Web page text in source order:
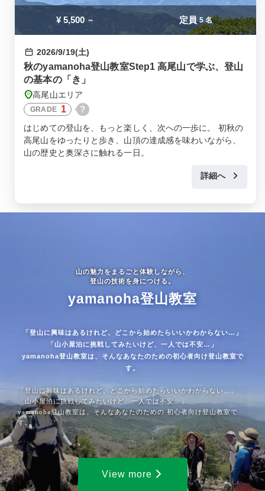
¥ 5,500 ～ 定員 5 名
2026/9/19(土)
秋のyamanoha登山教室Step1 高尾山で学ぶ、登山
の基本の「き」
高尾山エリア
GRADE 1 ?
はじめての登山を、もっと楽しく、次への一歩に。 初秋の
高尾山をゆったりと歩き、山頂の達成感を味わいながら、
山の歴史と奥深さに触れる一日。
詳細へ
山の魅力をまるごと体験しながら、
登山の技術を身につける。
yamanoha登山教室
「登山に興味はあるけれど、どこから始めたらいいかわからない…」
「山小屋泊に挑戦してみたいけど、一人では不安…」
yamanoha登山教室は、そんなあなたのための初心者向け登山教室で
す。
「登山に興味はあるけれど、どこから始めたらいいかわからない…」
「山小屋泊に挑戦してみたいけど、一人では不安…」
yamanoha登山教室は、そんなあなたのための 初心者向け登山教室で
す。
View more